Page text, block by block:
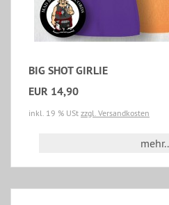
BIG SHOT GIRLIE
EUR 14,90
inkl. 19 % USt zzgl. Versandkosten